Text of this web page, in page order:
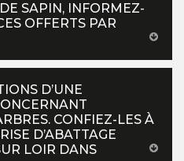
SAPIN, INFORMEZ-
OFFERTS PAR
D’UNE
CONFIEZ-LES À
D’ABATTAGE
LOIR DANS